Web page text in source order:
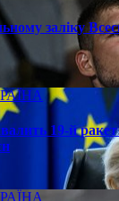
заліку
19-й